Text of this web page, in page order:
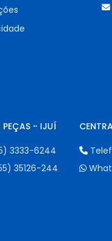
PEÇAS - IJUÍ
3333-6244
35126-244